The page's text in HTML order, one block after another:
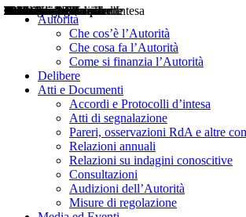
Autorità
Che cos’è l’Autorità
Che cosa fa l’Autorità
Come si finanzia l’Autorità
Delibere
Atti e Documenti
Accordi e Protocolli d’intesa
Atti di segnalazione
Pareri, osservazioni RdA e altre
Relazioni annuali
Relazioni su indagini conoscitive
Consultazioni
Audizioni dell’Autorità
Misure di regolazione
Delibere
Pareri
Consultazioni
Audizioni
Atti di Segnalazione
Accordi e Protocolli d'Intesa
Relazioni annuali
Misure di regolazione
Notizie
Comunicati Stampa
Bollettini ART
Convegni ART
Interviste del Presidente
Articoli in primo piano
Interventi del Presidente
2004
2005
2010
2013
2014
2015
2016
2017
2018
2019
202
2020
2021
2022
2023
2024
2025
2026
Aereo
Marittimo
Terrestre